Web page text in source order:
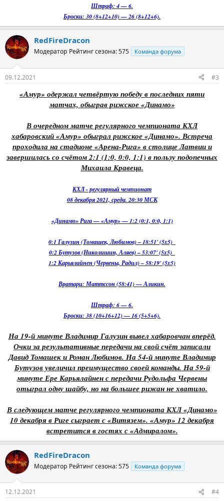
Штраф: 4 — 6.
Броски: 30 (8+12+10) — 26 (8+12+6).
RedFireDracon
Модератор Рейтинг сезона: 575 Команда форума
09.12.2021 #3
«Амур» одержал четвёртую победу в последних пяти
матчах, обыграв рижское «Динамо»
В очередном матче регулярного чемпионата КХЛ
хабаровский «Амур» обыграл рижское «Динамо». Встреча
проходила на стадионе «Арена-Рига» в столице Латвии и
завершилась со счётом 2:1 (1:0, 0:0, 1:1) в пользу подопечных
Михаила Кравеца.
КХЛ - регулярный чемпионат
08 декабря 2021, среда. 20:30 МСК
«Динамо» Рига — «Амур» — 1:2 (0:1, 0:0, 1:1)
0:1 Галузин (Томашек, Любимов) – 18:51' (5x5)
0:2 Бутузов (Николишин, Аляев) – 53:07' (5x5)
1:2 Карьялайнен (Червены, Радил) – 58:19' (5x5)
Вратари: Маттссон (58:41) — Аликин.
Штраф: 6 — 6.
Броски: 38 (10+16+12) — 16 (5+5+6).
На 19-й минуте Владимир Галузин вывел хабаровчан вперёд.
Очки за результативные передачи на свой счёт записали
Давид Томашек и Роман Любимов. На 54-й минуте Владимир
Бутузов увеличил преимущество своей команды. На 59-й
минуте Ере Карьялайнен с передачи Рудольфа Червены
отыграл одну шайбу, но на большее рижан не хватило.
В следующем матче регулярного чемпионата КХЛ «Динамо»
10 декабря в Риге сыграет с «Витязем». «Амур» 12 декабря
встретится в гостях с «Адмиралом».
RedFireDracon
Модератор Рейтинг сезона: 575 Команда форума
12.12.2021 #4